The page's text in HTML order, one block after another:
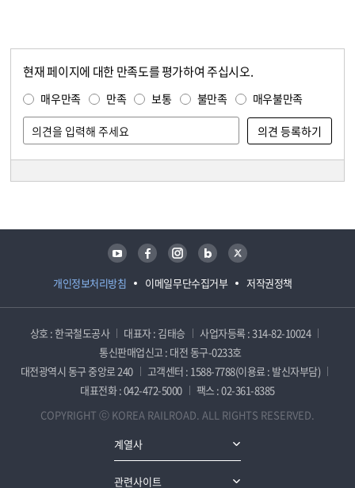
현재 페이지에 대한 만족도를 평가하여 주십시오.
매우만족 만족 보통 불만족 매우불만족
개인정보처리방침 이메일무단수집거부 저작권정책
유튜브 페이스북 인스타그램 블로그 트위터
상호 : 한국철도공사 대표자 : 김태승
사업자등록 : 314-82-10024
통신판매업신고 : 대전 동구-0233호
대전광역시 동구 중앙로 240
고객센터 : 1588-7788(이용료 : 발신자부담)
대표전화 : 042-472-5000
팩스 : 02-361-8385
COPYRIGHT ⓒ KOREA RAILROAD. ALL RIGHTS RESERVED.
계열사
관련사이트